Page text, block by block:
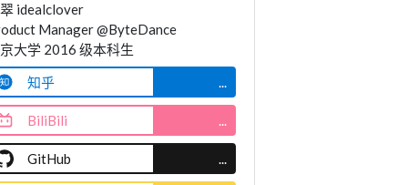
idealclover
Manager @ByteDance
大学 2016 级本科生
知乎
...
BiliBili ...
GitHub ...